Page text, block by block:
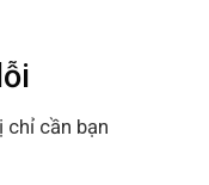
chỉ cần bạn